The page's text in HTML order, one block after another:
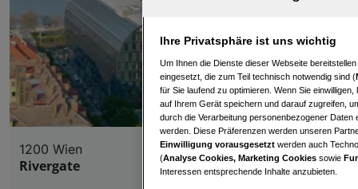
1200 Wien
Rivergate
Ihre Privatsphäre ist uns wichtig
Um Ihnen die Dienste dieser Webseite
eingesetzt, die zum Teil technisch notwendig sind (
für Sie laufend zu optimieren. Wenn Sie
auf Ihrem Gerät speichern und darauf zugreifen,
durch die Verarbeitung personenbezogener
werden. Diese Präferenzen werden unseren
Einwilligung vorausgesetzt werden auch
(Analyse Cookies, Marketing Cookies sowie
Interessen entsprechende Inhalte anzubieten.